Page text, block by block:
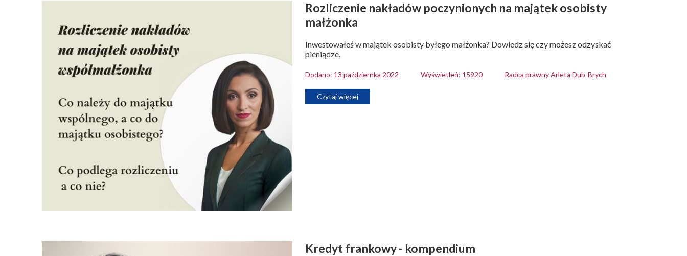
Rozliczenie nakładów poczynionych na majątek osobisty
małżonka
Inwestowałeś w majątek osobisty byłego małżonka? Dowiedz się czy możesz odzyskać
pieniądze.
Dodano: 13 październka 2022 Wyświetleń: 15920 Radca prawny Arleta Dub-Brych
Czytaj więcej
Kredyt frankowy - kompendium